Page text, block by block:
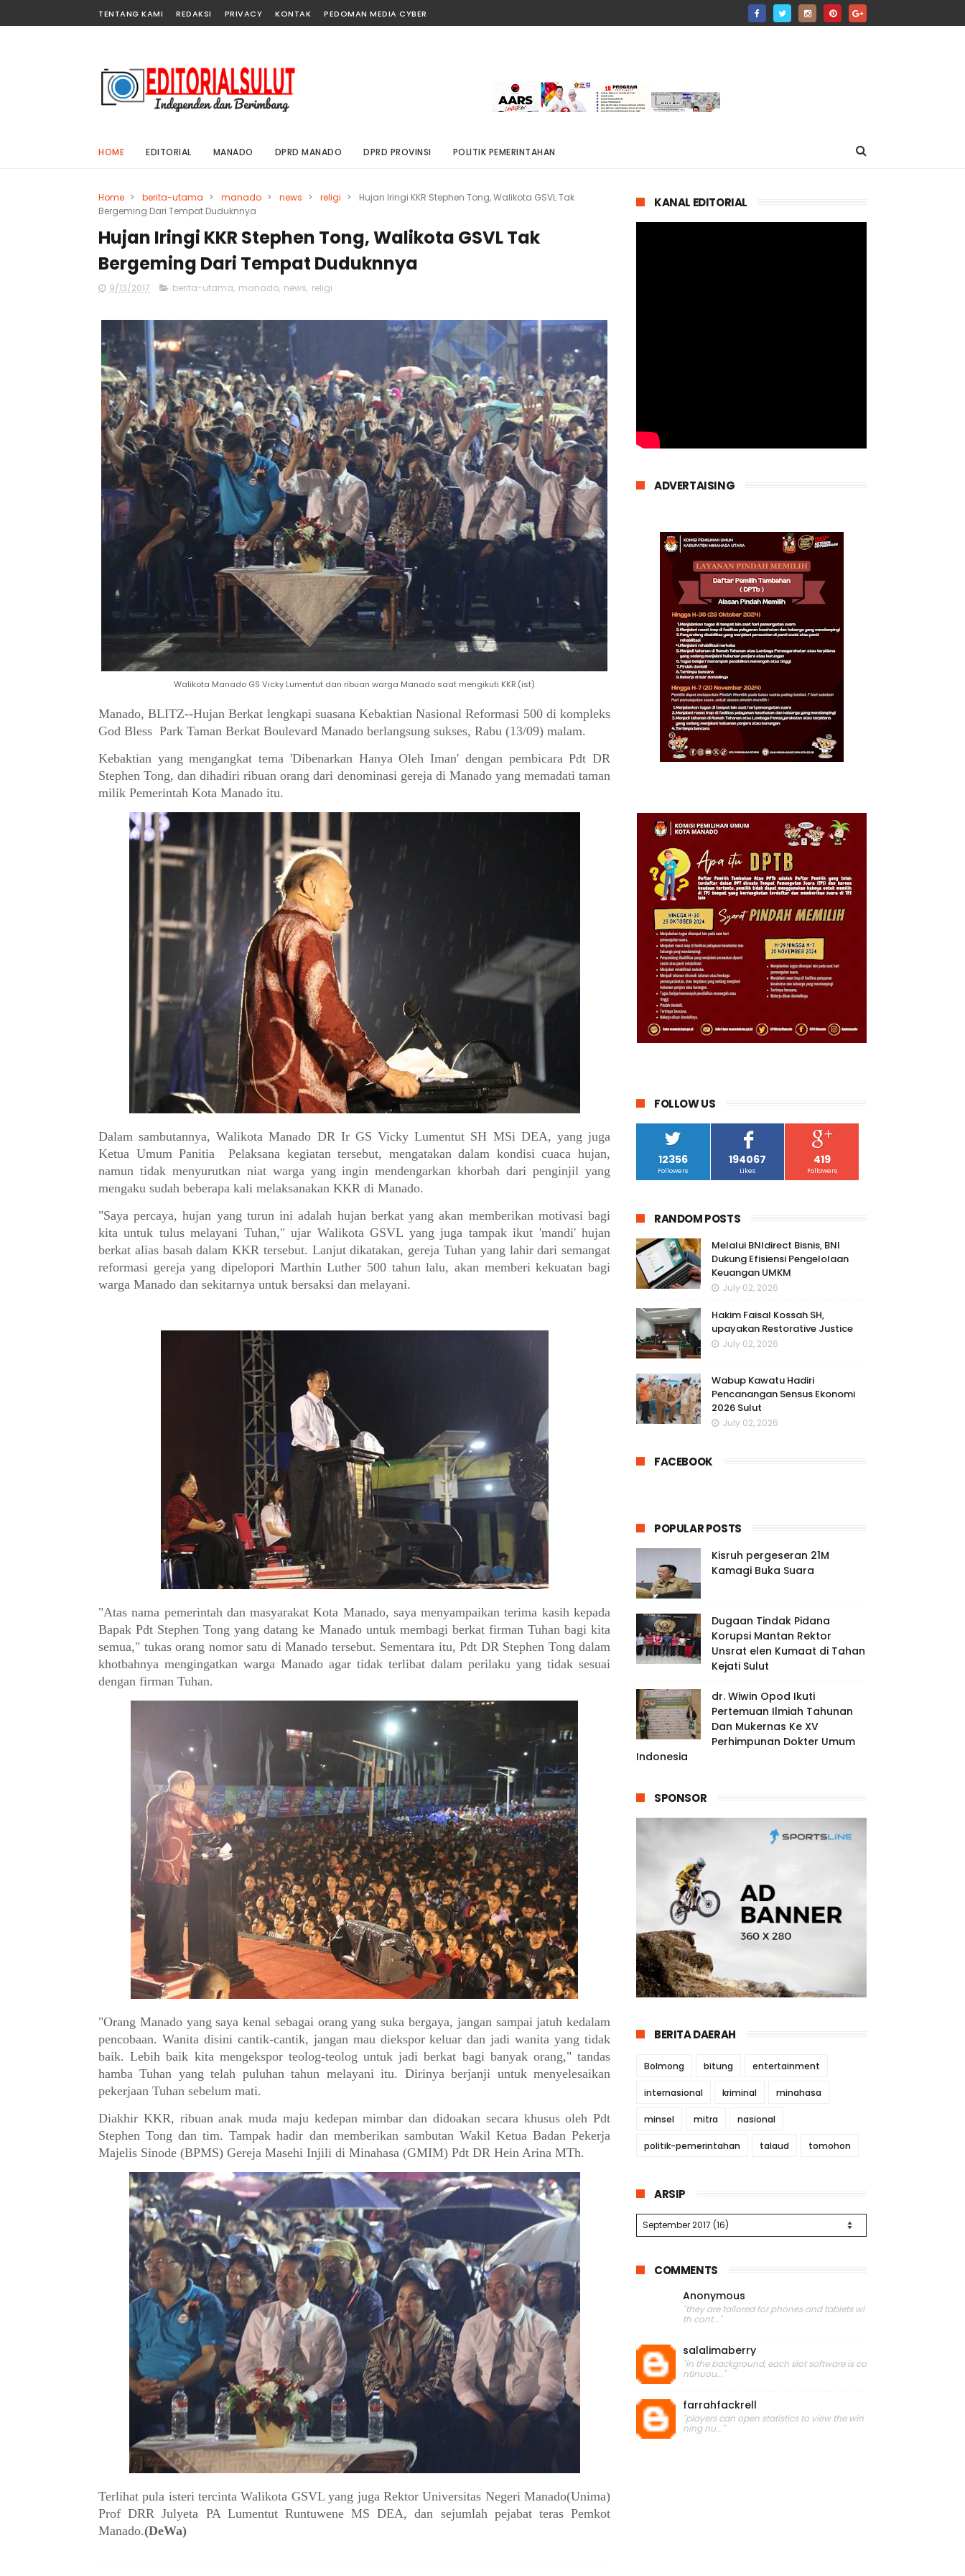
TENTANG KAMI REDAKSI PRIVACY KONTAK PEDOMAN MEDIA CYBER
HOME EDITORIAL MANADO DPRD MANADO DPRD PROVINSI POLITIK PEMERINTAHAN
Home > berita-utama > manado > news > religi >
Hujan Iringi KKR Stephen Tong, Walikota GSVL Tak
Bergeming Dari Tempat Duduknnya
Hujan Iringi KKR Stephen Tong, Walikota GSVL Tak
Bergeming Dari Tempat Duduknnya
9/13/2017 berita-utama, manado, news, religi
Walikota Manado GS Vicky Lumentut dan ribuan warga Manado saat mengikuti KKR.(ist)
Manado, BLITZ--Hujan Berkat lengkapi suasana Kebaktian Nasional Reformasi 500 di kompleks
God Bless Park Taman Berkat Boulevard Manado berlangsung sukses, Rabu (13/09) malam.
Kebaktian yang mengangkat tema 'Dibenarkan Hanya Oleh Iman' dengan pembicara Pdt DR
Stephen Tong, dan dihadiri ribuan orang dari denominasi gereja di Manado yang memadati taman
milik Pemerintah Kota Manado itu.
Dalam sambutannya, Walikota Manado DR Ir GS Vicky Lumentut SH MSi DEA, yang juga
Ketua Umum Panitia Pelaksana kegiatan tersebut, mengatakan dalam kondisi cuaca hujan,
namun tidak menyurutkan niat warga yang ingin mendengarkan khorbah dari penginjil yang
mengaku sudah beberapa kali melaksanakan KKR di Manado.
"Saya percaya, hujan yang turun ini adalah hujan berkat yang akan memberikan motivasi bagi
kita untuk tulus melayani Tuhan," ujar Walikota GSVL yang juga tampak ikut 'mandi' hujan
berkat alias basah dalam KKR tersebut. Lanjut dikatakan, gereja Tuhan yang lahir dari semangat
reformasi gereja yang dipelopori Marthin Luther 500 tahun lalu, akan memberi kekuatan bagi
warga Manado dan sekitarnya untuk bersaksi dan melayani.
"Atas nama pemerintah dan masyarakat Kota Manado, saya menyampaikan terima kasih kepada
Bapak Pdt Stephen Tong yang datang ke Manado untuk membagi berkat firman Tuhan bagi kita
semua," tukas orang nomor satu di Manado tersebut. Sementara itu, Pdt DR Stephen Tong dalam
khotbahnya mengingatkan warga Manado agar tidak terlibat dalam perilaku yang tidak sesuai
dengan firman Tuhan.
"Orang Manado yang saya kenal sebagai orang yang suka bergaya, jangan sampai jatuh kedalam
pencobaan. Wanita disini cantik-cantik, jangan mau diekspor keluar dan jadi wanita yang tidak
baik. Lebih baik kita mengekspor teolog-teolog untuk jadi berkat bagi banyak orang," tandas
hamba Tuhan yang telah puluhan tahun melayani itu. Dirinya berjanji untuk menyelesaikan
pekerjaan Tuhan sebelum mati.
Diakhir KKR, ribuan anak muda maju kedepan mimbar dan didoakan secara khusus oleh Pdt
Stephen Tong dan tim. Tampak hadir dan memberikan sambutan Wakil Ketua Badan Pekerja
Majelis Sinode (BPMS) Gereja Masehi Injili di Minahasa (GMIM) Pdt DR Hein Arina MTh.
Terlihat pula isteri tercinta Walikota GSVL yang juga Rektor Universitas Negeri Manado(Unima)
Prof DRR Julyeta PA Lumentut Runtuwene MS DEA, dan sejumlah pejabat teras Pemkot
Manado.(DeWa)
KANAL EDITORIAL
ADVERTAISING
FOLLOW US
12356
Followers
194067
Likes
419
Followers
RANDOM POSTS
Melalui BNIdirect Bisnis, BNI
Dukung Efisiensi Pengelolaan
Keuangan UMKM
July 02, 2026
Hakim Faisal Kossah SH,
upayakan Restorative Justice
July 02, 2026
Wabup Kawatu Hadiri
Pencanangan Sensus Ekonomi
2026 Sulut
July 02, 2026
FACEBOOK
POPULAR POSTS
Kisruh pergeseran 21M
Kamagi Buka Suara
Dugaan Tindak Pidana
Korupsi Mantan Rektor
Unsrat elen Kumaat di Tahan
Kejati Sulut
dr. Wiwin Opod Ikuti
Pertemuan Ilmiah Tahunan
Dan Mukernas Ke XV
Perhimpunan Dokter Umum
Indonesia
SPONSOR
BERITA DAERAH
Bolmong bitung entertainment
internasional kriminal minahasa
minsel mitra nasional
politik-pemerintahan talaud tomohon
ARSIP
COMMENTS
Anonymous
"they are tailored for phones and tablets wi
th cont..."
salalimaberry
"in the background, each slot software is co
ntinuou..."
farrahfackrell
"players can open statistics to view the win
ning nu..."